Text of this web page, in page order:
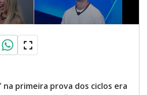
na primeira prova dos ciclos era